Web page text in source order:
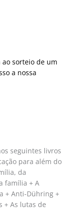
ao sorteio de um
a nossa
seguintes livros
para além do
da
família + A
+ Anti-Dühring +
+ As lutas de